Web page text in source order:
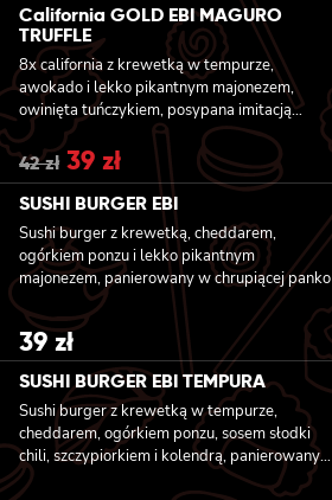
California GOLD EBI MAGURO
TRUFFLE
8x california z krewetką w tempurze,
awokado i lekko pikantnym majonezem,
owinięta tuńczykiem, posypana imitacją
czarnej ikry
42zł Original
price
was:
42 zł.
39 zł Current
price
is:
39 zł.
SUSHI BURGER EBI
Sushi burger z krewetką, cheddarem,
ogórkiem ponzu i lekko pikantnym
majonezem, panierowany w chrupiącej panko
39zł
SUSHI BURGER EBI TEMPURA
Sushi burger z krewetką w tempurze,
cheddarem, ogórkiem ponzu, sosem słodki
chili, szczypiorkiem i kolendrą, panierowany
w chrupiącej panko